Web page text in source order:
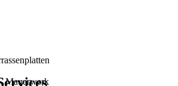
Mauerwerk